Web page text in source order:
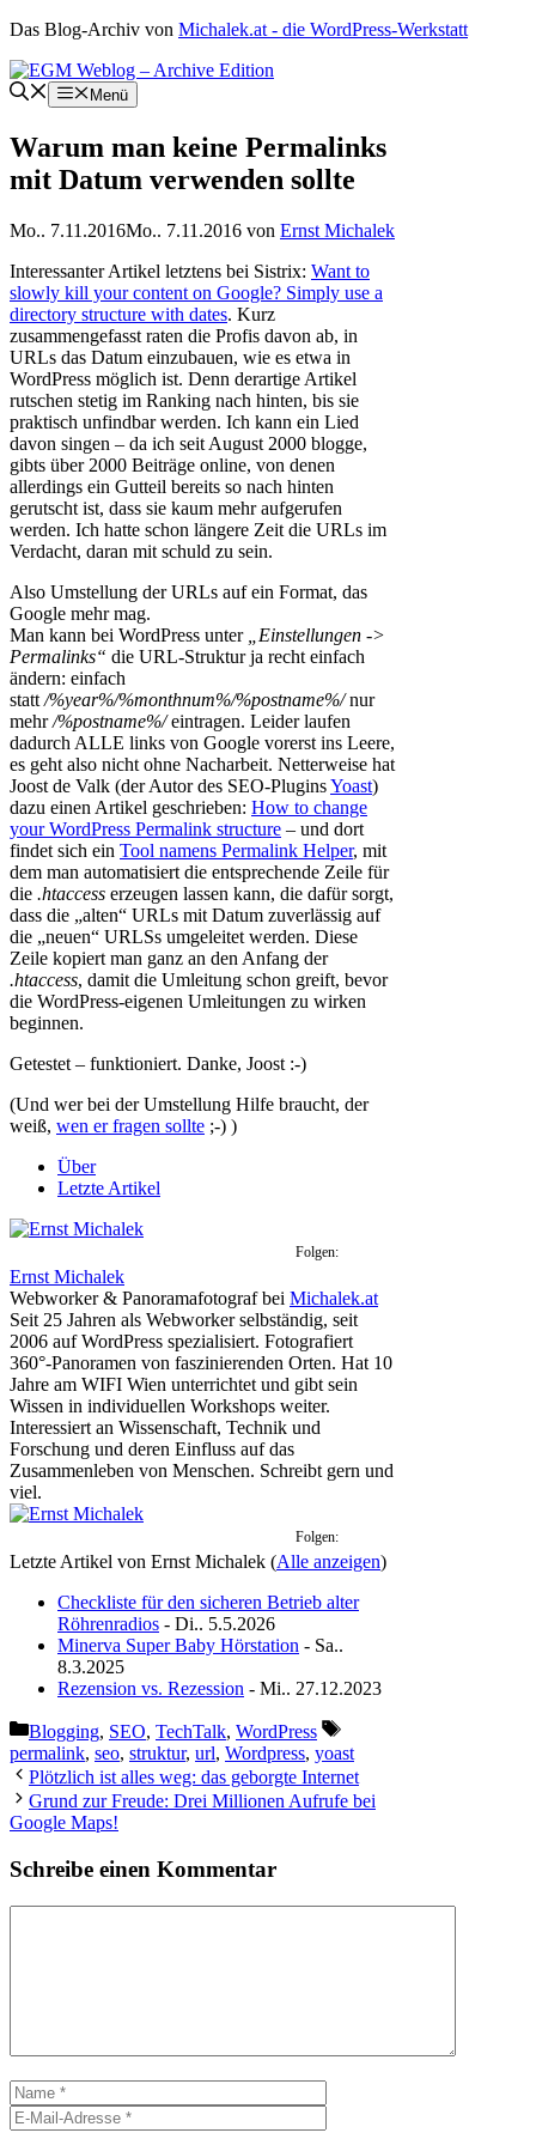
Zum
springen
Das Blog-Archiv von Michalek.at - die WordPress-Werkstatt
Menü
Warum man keine Permalinks
mit Datum verwenden sollte
Mo.. 7.11.2016Mo.. 7.11.2016 von Ernst Michalek
Interessanter Artikel letztens bei Sistrix: Want to
slowly kill your content on Google? Simply use a
directory structure with dates. Kurz
zusammengefasst raten die Profis davon ab, in
URLs das Datum einzubauen, wie es etwa in
WordPress möglich ist. Denn derartige Artikel
rutschen stetig im Ranking nach hinten, bis sie
praktisch unfindbar werden. Ich kann ein Lied
davon singen – da ich seit August 2000 blogge,
gibts über 2000 Beiträge online, von denen
allerdings ein Gutteil bereits so nach hinten
gerutscht ist, dass sie kaum mehr aufgerufen
werden. Ich hatte schon längere Zeit die URLs im
Verdacht, daran mit schuld zu sein.
Also Umstellung der URLs auf ein Format, das
Google mehr mag.
Man kann bei WordPress unter
„Einstellungen ->
Permalinks“ die URL-Struktur ja recht einfach
ändern: einfach
statt /%year%/%monthnum%/%postname%/nur
mehr/%postname%/eintragen. Leider laufen
dadurch ALLE links von Google vorerst ins Leere,
es geht also nicht ohne Nacharbeit. Netterweise hat
Joost de Valk (der Autor des SEO-PluginsYoast)
dazu einen Artikel geschrieben: How to change
your WordPress Permalink structure – und dort
findet sich ein Tool namens Permalink Helper, mit
dem man automatisiert die entsprechende Zeile für
die .htaccess erzeugen lassen kann, die dafür sorgt,
dass die „alten“ URLs mit Datum zuverlässig auf
die „neuen“ URLSs umgeleitet werden. Diese
Zeile kopiert man ganz an den Anfang der
.htaccess, damit die Umleitung schon greift, bevor
die WordPress-eigenen Umleitungen zu wirken
beginnen.
Getestet – funktioniert. Danke, Joost :-)
(Und wer bei der Umstellung Hilfe braucht, der
weiß, wen er fragen sollte ;-) )
Über
Letzte Artikel
Folgen:
Ernst Michalek
Webworker & Panoramafotografbei Michalek.at
Seit 25 Jahren als Webworker selbständig, seit
2006 auf WordPress spezialisiert. Fotografiert
360°-Panoramen von faszinierenden Orten. Hat 10
Jahre am WIFI Wien unterrichtet und gibt sein
Wissen in individuellen Workshops weiter.
Interessiert an Wissenschaft, Technik und
Forschung und deren Einfluss auf das
Zusammenleben von Menschen. Schreibt gern und
viel.
Folgen:
Letzte Artikel von Ernst Michalek (Alle anzeigen)
Checkliste für den sicheren Betrieb alter
Röhrenradios - Di.. 5.5.2026
Minerva Super Baby Hörstation - Sa..
8.3.2025
Rezension vs. Rezession - Mi.. 27.12.2023
Kategorien
Blogging, SEO, TechTalk, WordPress
Schlagwörter
permalink, seo, struktur, url, Wordpress, yoast
Plötzlich ist alles weg: das geborgte Internet
Grund zur Freude: Drei Millionen Aufrufe bei
Google Maps!
Schreibe einen Kommentar
Name
Mail-
Adresse